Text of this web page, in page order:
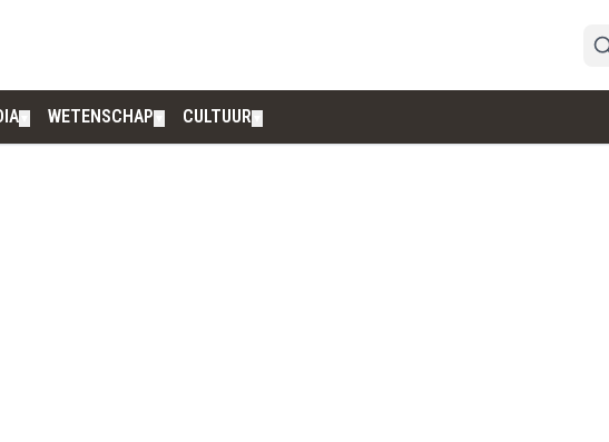
WETENSCHAP CULTUUR